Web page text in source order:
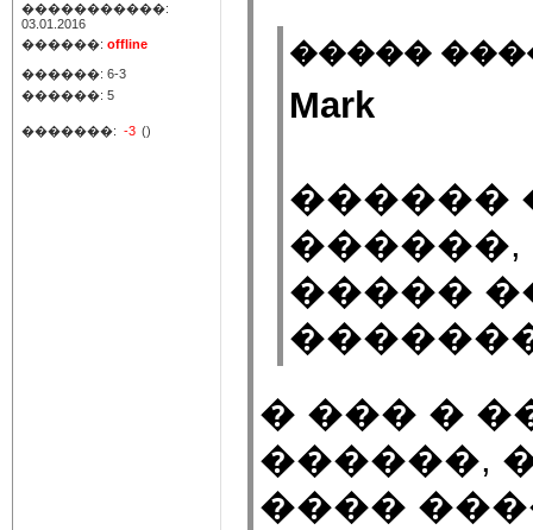
�����������:
03.01.2016
������: offline
������: 6-3
������: 5
�������: -3 ()
�����
Mark
������
������,
�����
� ��� �
������,
����